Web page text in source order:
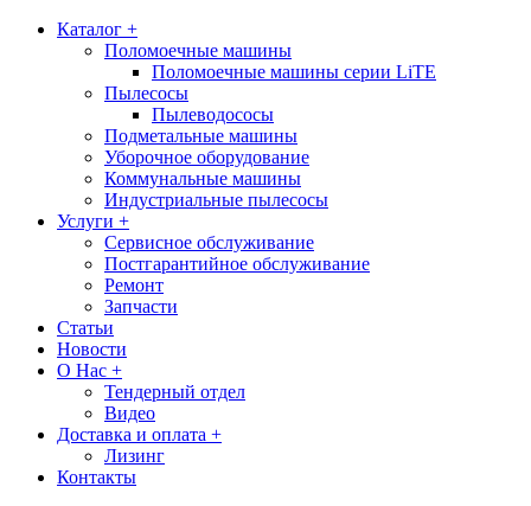
Каталог +
Поломоечные машины
Поломоечные машины серии LiTE
Пылесосы
Пылеводососы
Подметальные машины
Уборочное оборудование
Коммунальные машины
Индустриальные пылесосы
Услуги +
Сервисное обслуживание
Постгарантийное обслуживание
Ремонт
Запчасти
Статьи
Новости
О Нас +
Тендерный отдел
Видео
Доставка и оплата +
Лизинг
Контакты